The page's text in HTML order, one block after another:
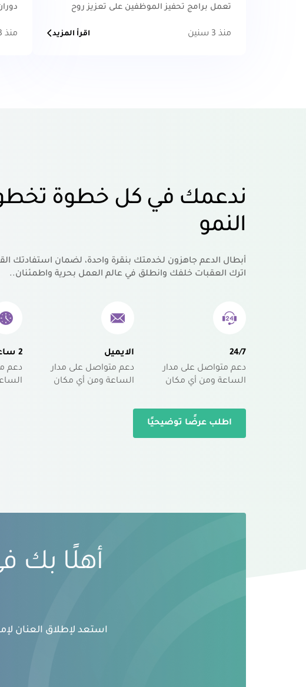
تعمل برامج تحفيز الموظفين على تعزيز روح
مما يؤدي إلى تحسين التفاعلات وزيادة التعاون
منذ 3 سنين اقرأ المزيد منذ 3 سنين
ندعمك في كل خطوة
النمو
أبطال الدعم جاهزون لخدمتك بنقرة واحدة، لضمان استفادتك
اترك العقبات خلفك وانطلق في عالم العمل بحرية واطمئنان..
24/7
دعم متواصل على مدار
الساعة ومن أي مكان
الايميل
دعم متواصل على مدار
الساعة ومن أي مكان
2 ساعة
دعم
اطلب عرضًا توضيحيًا
أهلًا بك
استعد لإطلاق العنان